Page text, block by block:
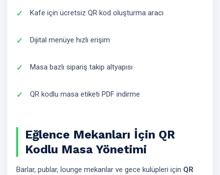
Kafe için ücretsiz QR kod oluşturma aracı
Dijital menüye hızlı erişim
Masa bazlı sipariş takip altyapısı
QR kodlu masa etiketi PDF indirme
Eğlence Mekanları İçin QR
Kodlu Masa Yönetimi
Barlar, publar, lounge mekanlar ve gece kulüpleri için QR